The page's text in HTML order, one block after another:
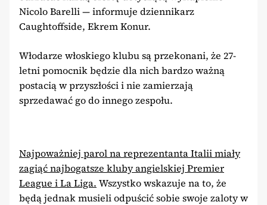
Nicolo Barelli — informuje dziennikarz
Caughtoffside, Ekrem Konur.
Włodarze włoskiego klubu są przekonani, że 27-
letni pomocnik będzie dla nich bardzo ważną
postacią w przyszłości i nie zamierzają
sprzedawać go do innego zespołu.
Najpoważniej parol na reprezentanta Italii miały
zagiąć najbogatsze kluby angielskiej Premier
League i La Liga. Wszystko wskazuje na to, że
będą jednak musieli odpuścić sobie swoje zaloty w